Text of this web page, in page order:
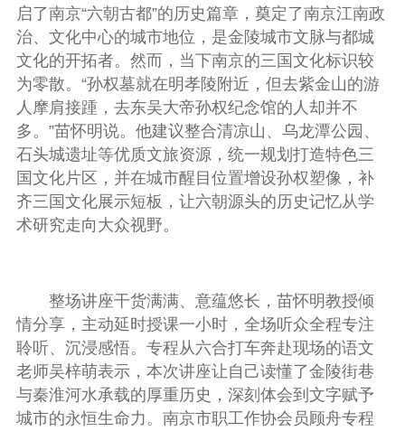
启了南京“六朝古都”的历史篇章，奠定了南京江南政
治、文化中心的城市地位，是金陵城市文脉与都城
文化的开拓者。然而，当下南京的三国文化标识较
为零散。“孙权墓就在明孝陵附近，但去紫金山的游
人摩肩接踵，去东吴大帝孙权纪念馆的人却并不
多。”苗怀明说。他建议整合清凉山、乌龙潭公园、
石头城遗址等优质文旅资源，统一规划打造特色三
国文化片区，并在城市醒目位置增设孙权塑像，补
齐三国文化展示短板，让六朝源头的历史记忆从学
术研究走向大众视野。
整场讲座干货满满、意蕴悠长，苗怀明教授倾
情分享，主动延时授课一小时，全场听众全程专注
聆听、沉浸感悟。专程从六合打车奔赴现场的语文
老师吴梓萌表示，本次讲座让自己读懂了金陵街巷
与秦淮河水承载的厚重历史，深刻体会到文字赋予
城市的永恒生命力。南京市职工作协会员顾舟专程